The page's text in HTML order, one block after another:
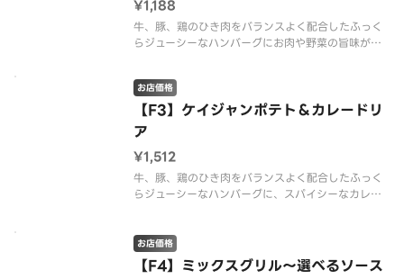
¥1,188
牛、豚、鶏のひき肉をバランスよく配合したふっく
らジューシーなハンバーグにお肉や野菜の旨味がぎ
仕上げにまろやかなチーズソースをかけて、最後の
一口までとろけるおいしさをお楽しみください。※
商品の栄養成分・アレルゲン情報
【F3】ケイジャンポテト＆カレードリ
ア
お店価格
¥1,512
牛、豚、鶏のひき肉をバランスよく配合したふっく
らジューシーなハンバーグに、スパイシーなカレー
リア中央にケイジャンポテトをのせ、まろやかなチ
ーズソースをかけた、アクセント
【F4】ミックスグリル～選べるソース
お店価格